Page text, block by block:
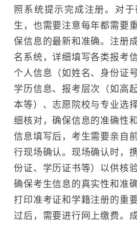
照系统提示完成注册。对
生，也需要注意每年都需要
保信息的最新和准确。注册
名系统，详细填写各类报考
个人信息（如姓名、身份证
学历信息、报考层次（如高
本等）、志愿院校与专业选
细核对，确保信息的准确性
信息填写后，考生需要亲自
行现场确认。现场确认时，
份证、学历证书等）以供核
确保考生信息的真实性和准
打印准考证和学籍注册的重
过后，需要进行网上缴费。